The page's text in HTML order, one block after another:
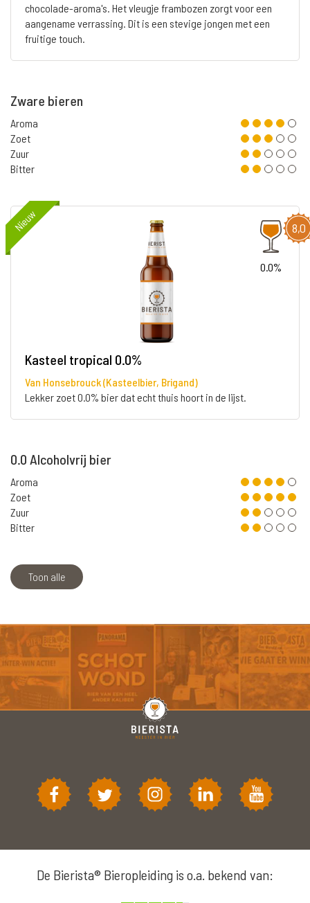
chocolade-aroma's. Het vleugje frambozen zorgt voor een
aangename verrassing. Dit is een stevige jongen met een
fruitige touch.
Zware bieren
Aroma
Zoet
Zuur
Bitter
Nieuw 8,0
0.0%
Kasteel tropical 0.0%
Van Honsebrouck (Kasteelbier, Brigand)
Lekker zoet 0.0% bier dat echt thuis hoort in de lijst.
0.0 Alcoholvrij bier
Aroma
Zoet
Zuur
Bitter
Toon alle
De Bierista® Bieropleiding is o.a. bekend van: